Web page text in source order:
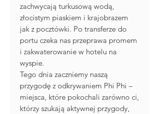
zachwycają turkusową wodą,
złocistym piaskiem i krajobrazem
jak z pocztówki. Po transferze do
portu czeka nas przeprawa promem
i zakwaterowanie w hotelu na
wyspie.
Tego dnia zaczniemy naszą
przygodę z odkrywaniem Phi Phi –
miejsca, które pokochali zarówno ci,
którzy szukają aktywnej przygody,